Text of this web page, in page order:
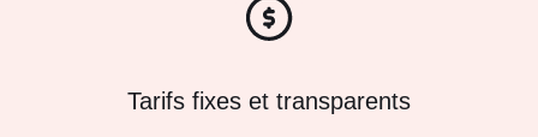
Tarifs fixes et transparents